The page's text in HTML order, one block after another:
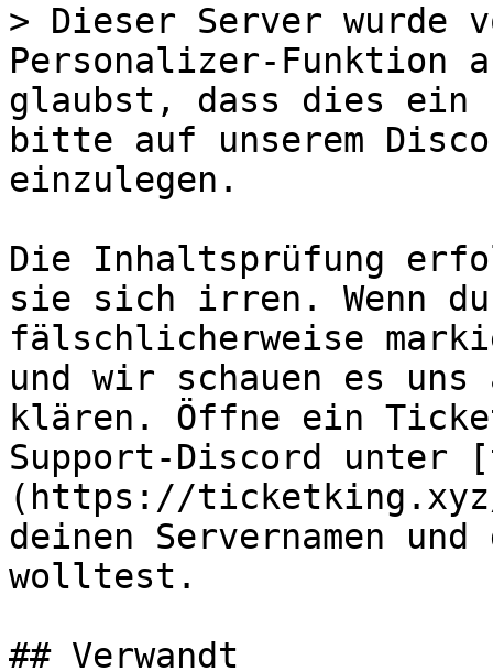
> Dieser Server wurde
Personalizer-Funktion
glaubst, dass dies ein
bitte auf unserem
einzulegen.
Die Inhaltsprüfung
sie sich irren. Wenn
fälschlicherweise
und wir schauen es
klären. Öffne ein
Support-Discord
(https://
deinen Servernamen
wolltest.
## Verwandt